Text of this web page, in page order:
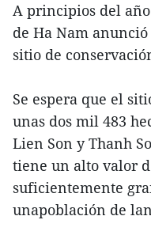
A principios del
de Ha Nam
sitio de
Se espera que el
unas dos mil 483
Lien Son y Thanh
tiene un alto valor
suficientemente
unapoblación de